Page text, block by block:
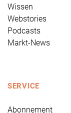
Wissen
Webstories
Podcasts
Markt-News
SERVICE
Abonnement